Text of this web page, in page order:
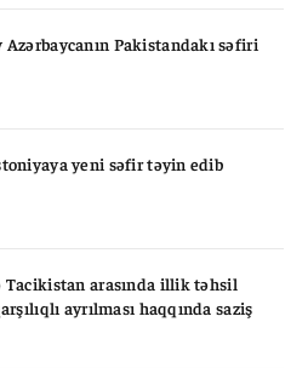
Pakistandakı səfiri
yeni səfir təyin edib
Tacikistan arasında illik təhsil
ayrılması haqqında saziş